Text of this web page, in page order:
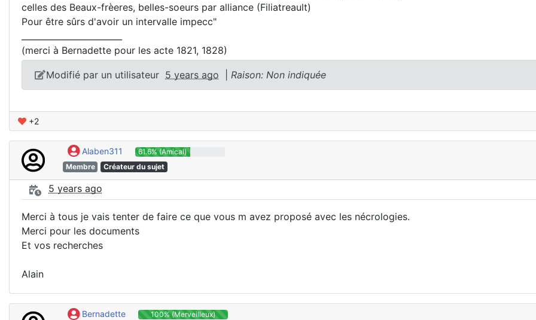
celles des Beaux-frèeres, belles-soeurs par alliance (Filiatreault)
Pour être sûrs d'avoir un intervalle impecc"
(merci à Bernadette pour les acte 1821, 1828)
Modifié par un utilisateur 5 years ago Raison: Non indiquée
+2
Alaben311
61.6% (Amical)
Membre
Créateur du sujet
5 years ago
Merci à tous je vais tenter de faire ce que vous m avez proposé avec les nécrologies.
Merci pour les documents
Et vos recherches
Alain
Bernadette
100% (Merveilleux)